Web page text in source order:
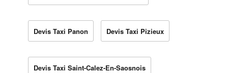
Devis Taxi Panon Devis Taxi Pizieux
Devis Taxi Saint-Calez-En-Saosnois